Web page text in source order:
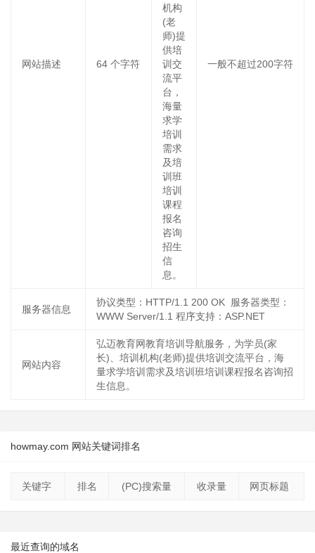
网站描述 64 个字符
机构
(老
师)提
供培
训交
流平
台，
海量
求学
培训
需求
及培
训班
培训
课程
报名
咨询
招生
信
息。
一般不超过200字符
服务器信息
协议类型：HTTP/1.1 200 OK 服务器类型：
WWW Server/1.1 程序支持：ASP.NET
网站内容
弘迈教育网教育培训导航服务，为学员(家
长)、培训机构(老师)提供培训交流平台，海
量求学培训需求及培训班培训课程报名咨询招
生信息。
howmay.com 网站关键词排名
关键字 排名 (PC)搜索量 收录量 网页标题
最近查询的域名